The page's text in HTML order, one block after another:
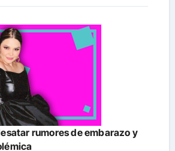
rumores de embarazo y